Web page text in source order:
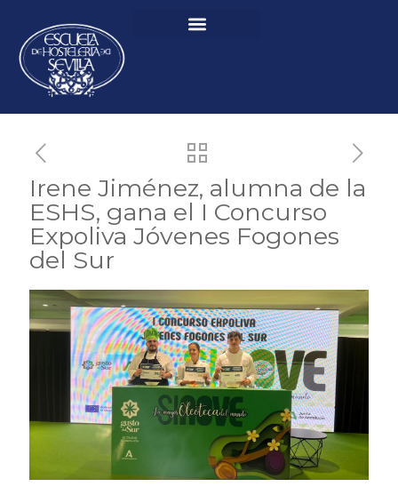
Irene Jiménez, alumna de la
ESHS, gana el I Concurso
Expoliva Jóvenes Fogones
del Sur